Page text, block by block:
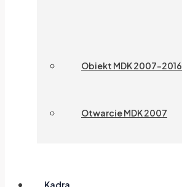
Obiekt MDK 2007-2016
Otwarcie MDK 2007
Kadra